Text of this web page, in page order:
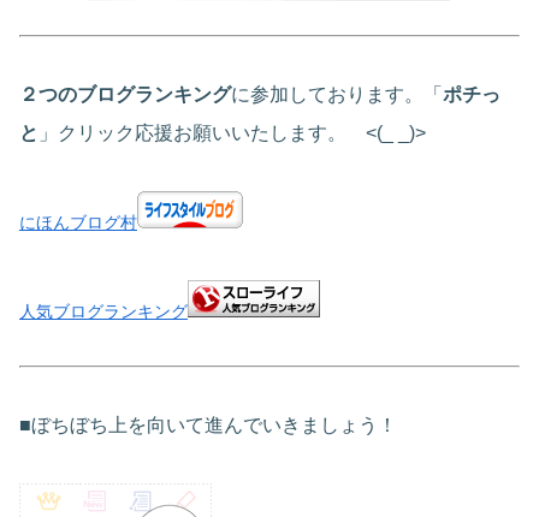
２つのブログランキングに参加しております。「 ポチっ
と 」クリック応援お願いいたします。 <(_ _)>
にほんブログ村
人気ブログランキング
■ぼちぼち上を向いて進んでいきましょう！